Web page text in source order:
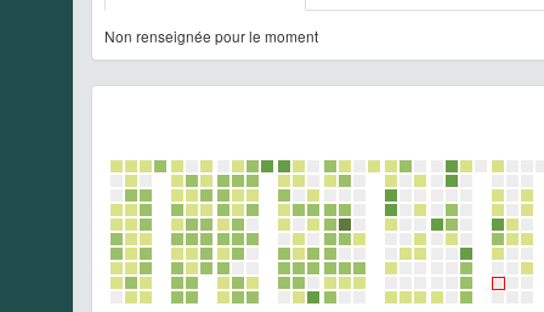
Non renseignée pour le moment